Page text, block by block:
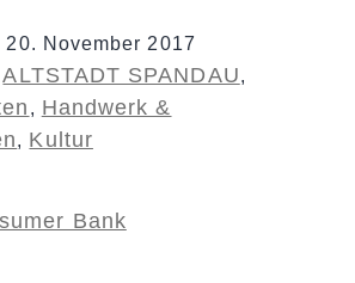
20. November 2017
ALTSTADT SPANDAU,
, Handwerk &
, Kultur
Bank